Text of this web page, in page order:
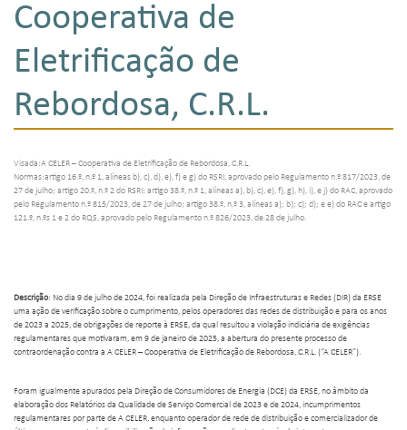
Cooperativa de
Eletrificação de
Rebordosa, C.R.L.
Visada:A CELER – Cooperativa de Eletrificação de Rebordosa, C.R.L.
Normas:artigo 16.º, n.º 1, alíneas b), c), d), e), f) e g) do RSRI, aprovado pelo Regulamento n.º 817/2023, de
27 de julho; artigo 20.º, n.º 2 do RSRI; artigo 38.º, n.º 1, alíneas a), b), c), e), f), g), h), i), e j) do RAC, aprovado
pelo Regulamento n.º 815/2023, de 27 de julho; artigo 38.º, n.º 3, alíneas a); b); c); d); e e) do RAC e artigo
121.º, n.ºs 1 e 2 do RQS, aprovado pelo Regulamento n.º 826/2023, de 28 de julho.
Descrição: No dia 9 de julho de 2024, foi realizada pela Direção de Infraestruturas e Redes (DIR) da ERSE
uma ação de verificação sobre o cumprimento, pelos operadores das redes de distribuição e para os anos
de 2023 a 2025, de obrigações de reporte à ERSE, da qual resultou a violação indiciária de exigências
regulamentares que motivaram, em 9 de janeiro de 2025, a abertura do presente processo de
contraordenação contra a A CELER – Cooperativa de Eletrificação de Rebordosa, C.R.L. (“A CELER”).
Foram igualmente apurados pela Direção de Consumidores de Energia (DCE) da ERSE, no âmbito da
elaboração dos Relatórios da Qualidade de Serviço Comercial de 2023 e de 2024, incumprimentos
regulamentares por parte de A CELER, enquanto operador de rede de distribuição e comercializador de